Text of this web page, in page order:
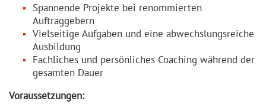
Spannende Projekte bei renommierten
Auftraggebern
Vielseitige Aufgaben und eine abwechslungsreiche
Ausbildung
Fachliches und persönliches Coaching während der
gesamten Dauer
Voraussetzungen: